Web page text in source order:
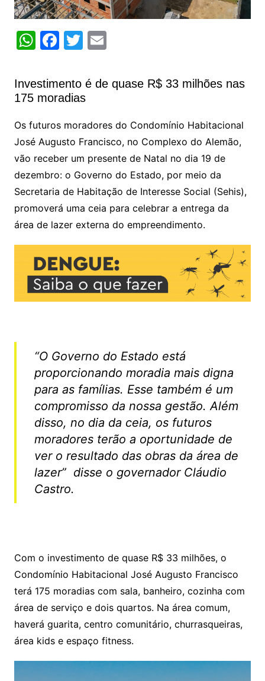
W
at
s
A
p
p
F
c
e
o
o
k
T
itt
er
E
ai
Investimento é de quase R$ 33 milhões nas
175 moradias
Os futuros moradores do Condomínio Habitacional
José Augusto Francisco, no Complexo do Alemão,
vão receber um presente de Natal no dia 19 de
dezembro: o Governo do Estado, por meio da
Secretaria de Habitação de Interesse Social (Sehis),
promoverá uma ceia para celebrar a entrega da
área de lazer externa do empreendimento.
“O Governo do Estado está
proporcionando moradia mais digna
para as famílias. Esse também é um
compromisso da nossa gestão. Além
disso, no dia da ceia, os futuros
moradores terão a oportunidade de
ver o resultado das obras da área de
lazer” disse o governador Cláudio
Castro.
Com o investimento de quase R$ 33 milhões, o
Condomínio Habitacional José Augusto Francisco
terá 175 moradias com sala, banheiro, cozinha com
área de serviço e dois quartos. Na área comum,
haverá guarita, centro comunitário, churrasqueiras,
área kids e espaço fitness.